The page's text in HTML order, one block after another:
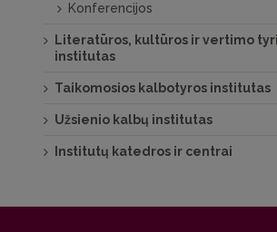
Konferencijos
Literatūros, kultūros ir vertimo
institutas
Taikomosios kalbotyros institutas
Užsienio kalbų institutas
Institutų katedros ir centrai